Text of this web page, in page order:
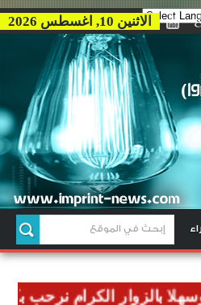
الاثنين 10, اغسطس 2026
الكرام نرحب بكم في